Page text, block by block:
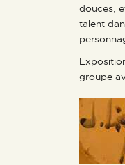
douces,
talent
groupe